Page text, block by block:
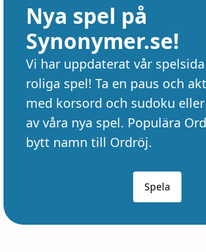
Nya spel på
Synonymer.se!
Vi har uppdaterat vår
roliga spel! Ta en paus och
med korsord och sudoku
av våra nya spel. Populära
bytt namn till Ordröj.
Spela